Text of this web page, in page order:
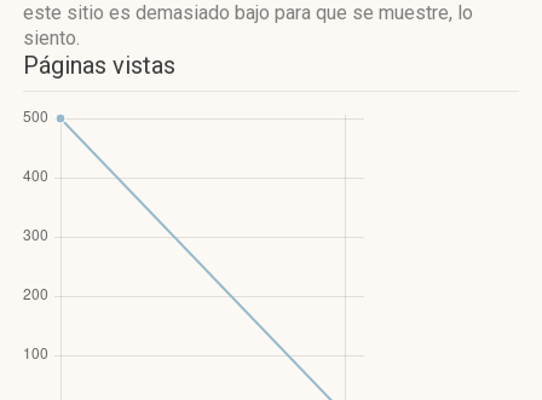
este sitio es demasiado bajo para que se muestre, lo
siento.
Páginas vistas